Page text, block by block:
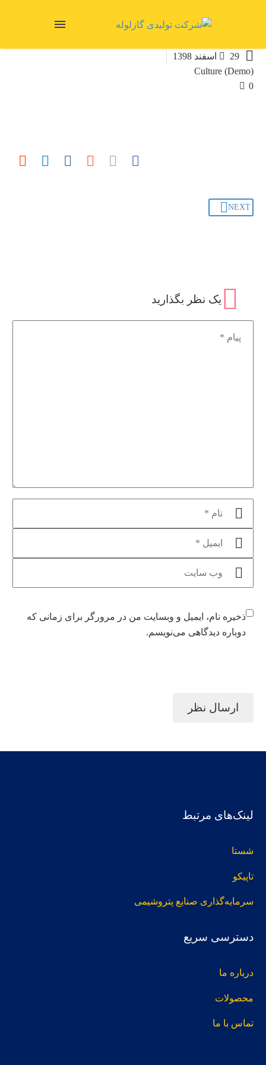

29 اسفند 1398
Culture (Demo)
0
NEXT
یک نظر بگذارید
ذخیره نام، ایمیل و وبسایت من در مرورگر برای زمانی که
دوباره دیدگاهی می‌نویسم.
ارسال نظر
لینک‌های مرتبط
شستا
تاپیکو
سرمایه‌گذاری صنایع پتروشیمی
دسترسی سریع
درباره ما
محصولات
تماس با ما